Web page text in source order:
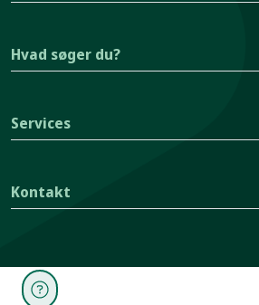
Hvad søger du?
Services
Kontakt